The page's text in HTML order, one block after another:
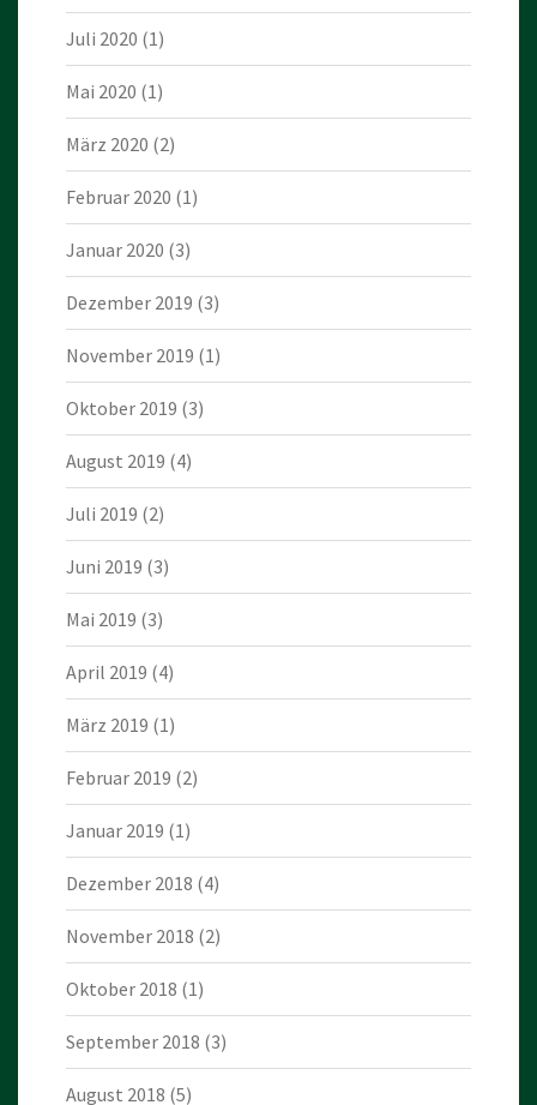
Juli 2020 (1)
Mai 2020 (1)
März 2020 (2)
Februar 2020 (1)
Januar 2020 (3)
Dezember 2019 (3)
November 2019 (1)
Oktober 2019 (3)
August 2019 (4)
Juli 2019 (2)
Juni 2019 (3)
Mai 2019 (3)
April 2019 (4)
März 2019 (1)
Februar 2019 (2)
Januar 2019 (1)
Dezember 2018 (4)
November 2018 (2)
Oktober 2018 (1)
September 2018 (3)
August 2018 (5)